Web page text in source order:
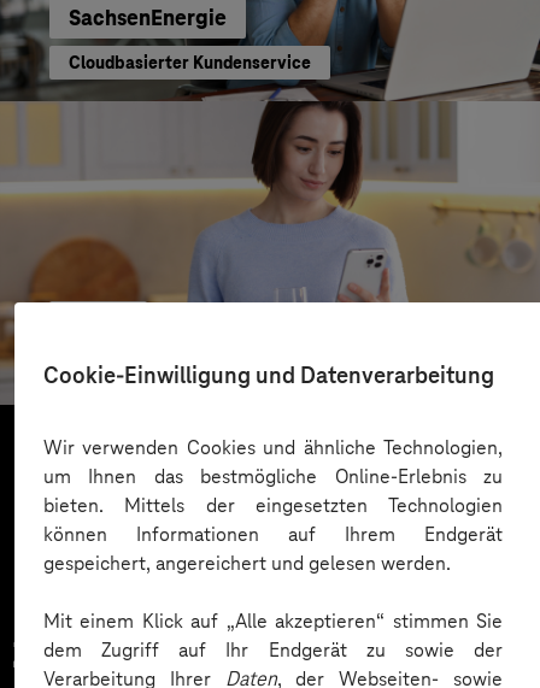
Cookie-Einwilligung und Datenverarbeitung
Wir verwenden Cookies und ähnliche Technologien,
um Ihnen das bestmögliche Online-Erlebnis zu
bieten. Mittels der eingesetzten Technologien
können Informationen auf Ihrem Endgerät
gespeichert, angereichert und gelesen werden.
Mit einem Klick auf „Alle akzeptieren“ stimmen Sie
dem Zugriff auf Ihr Endgerät zu sowie der
Verarbeitung Ihrer Daten, der Webseiten- sowie
SachsenEnergie
Cloudbasierter Kundenservice
Cloudbasierter Kundenservice
Mehr laden
Zahlreiche Unternehmen